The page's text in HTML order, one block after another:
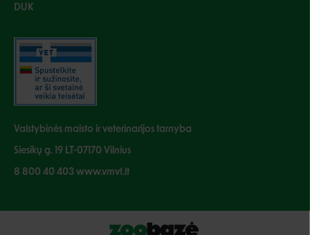
DUK
Valstybinės maisto ir veterinarijos tarnyba
Siesikų g. 19 LT-07170 Vilnius
8 800 40 403 www.vmvt.lt